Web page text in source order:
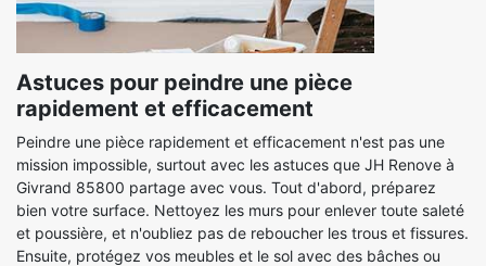
Astuces pour peindre une pièce
rapidement et efficacement
Peindre une pièce rapidement et efficacement n'est pas une
mission impossible, surtout avec les astuces que JH Renove à
Givrand 85800 partage avec vous. Tout d'abord, préparez
bien votre surface. Nettoyez les murs pour enlever toute saleté
et poussière, et n'oubliez pas de reboucher les trous et fissures.
Ensuite, protégez vos meubles et le sol avec des bâches ou